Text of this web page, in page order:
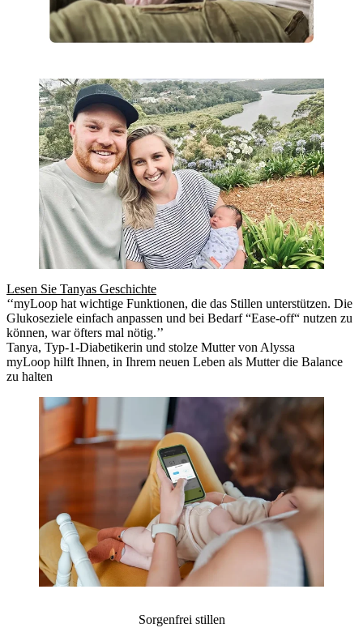
Lesen Sie Tanyas Geschichte
‘‘myLoop hat wichtige Funktionen, die das Stillen unterstützen. Die
Glukoseziele einfach anpassen und bei Bedarf “Ease-off“ nutzen zu
können, war öfters mal nötig.’’
Tanya, Typ-1-Diabetikerin und stolze Mutter von Alyssa
myLoop hilft Ihnen, in Ihrem neuen Leben als Mutter die Balance
zu halten
Sorgenfrei stillen